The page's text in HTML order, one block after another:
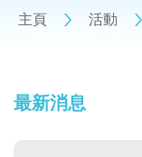
主頁 活動
最新消息